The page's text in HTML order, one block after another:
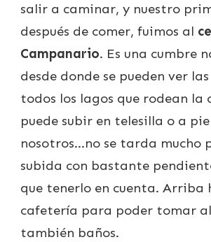
salir a caminar, y nuestro
después de comer, fuimos al
Campanario. Es una cumbre
desde donde se pueden ver
todos los lagos que rodean la
puede subir en telesilla o a
nosotros…no se tarda mucho
subida con bastante
que tenerlo en cuenta. Arriba
cafetería para poder tomar
también baños.